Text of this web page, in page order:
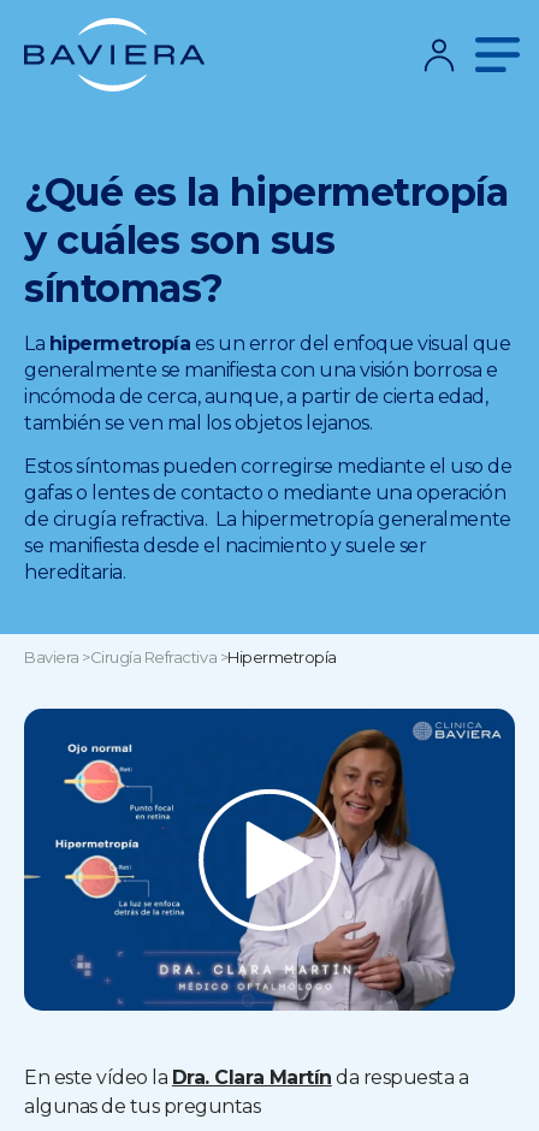
¿Qué es la hipermetropía
y cuáles son sus
síntomas?
La hipermetropía es un error del enfoque visual que
generalmente se manifiesta con una visión borrosa e
incómoda de cerca, aunque, a partir de cierta edad,
también se ven mal los objetos lejanos.
Estos síntomas pueden corregirse mediante el uso de
gafas o lentes de contacto o mediante una operación
de cirugía refractiva. La hipermetropía generalmente
se manifiesta desde el nacimiento y suele ser
hereditaria.
Baviera >Cirugía Refractiva >Hipermetropía
En este vídeo la Dra. Clara Martín da respuesta a
algunas de tus preguntas